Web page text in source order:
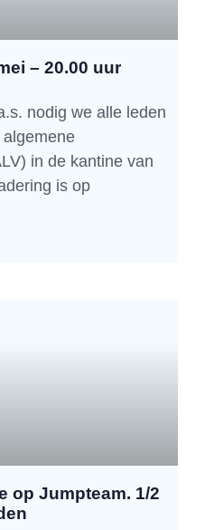
– 20.00 uur
nodig we alle leden
in de kantine van
is op
op Jumpteam. 1/2